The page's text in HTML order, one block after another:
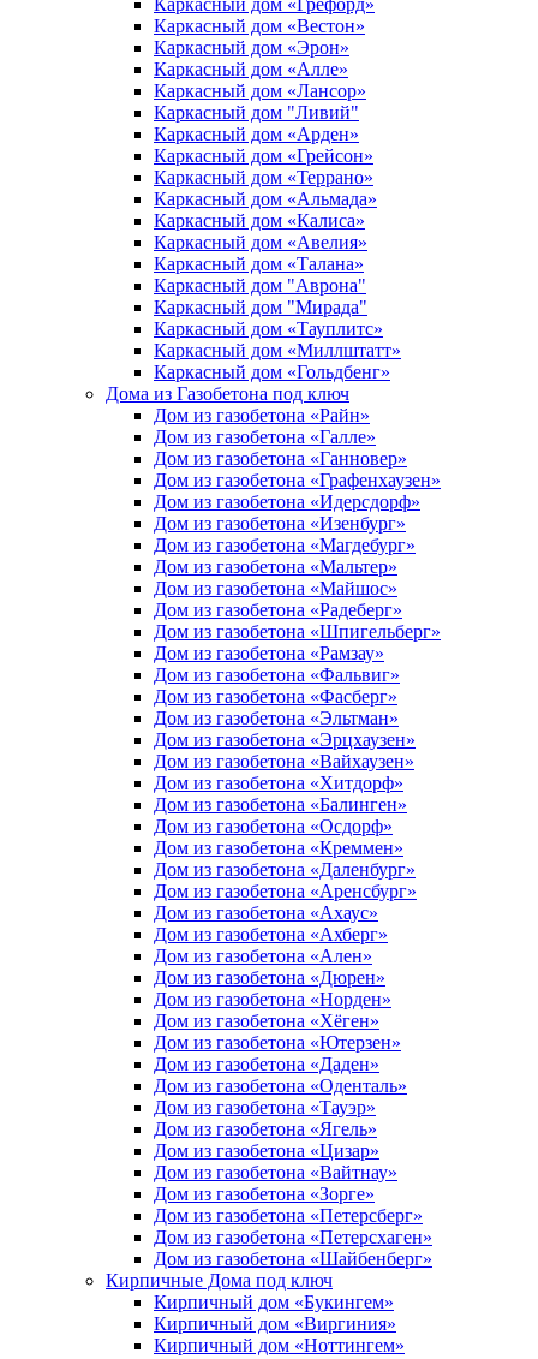
Каркасный дом «Грефорд»
Каркасный дом «Вестон»
Каркасный дом «Эрон»
Каркасный дом «Алле»
Каркасный дом «Лансор»
Каркасный дом "Ливий"
Каркасный дом «Арден»
Каркасный дом «Грейсон»
Каркасный дом «Террано»
Каркасный дом «Альмада»
Каркасный дом «Калиса»
Каркасный дом «Авелия»
Каркасный дом «Талана»
Каркасный дом "Аврона"
Каркасный дом "Мирада"
Каркасный дом «Тауплитс»
Каркасный дом «Миллштатт»
Каркасный дом «Гольдбенг»
Дома из Газобетона под ключ
Дом из газобетона «Райн»
Дом из газобетона «Галле»
Дом из газобетона «Ганновер»
Дом из газобетона «Графенхаузен»
Дом из газобетона «Идерсдорф»
Дом из газобетона «Изенбург»
Дом из газобетона «Магдебург»
Дом из газобетона «Мальтер»
Дом из газобетона «Майшос»
Дом из газобетона «Радеберг»
Дом из газобетона «Шпигельберг»
Дом из газобетона «Рамзау»
Дом из газобетона «Фальвиг»
Дом из газобетона «Фасберг»
Дом из газобетона «Эльтман»
Дом из газобетона «Эрцхаузен»
Дом из газобетона «Вайхаузен»
Дом из газобетона «Хитдорф»
Дом из газобетона «Балинген»
Дом из газобетона «Осдорф»
Дом из газобетона «Креммен»
Дом из газобетона «Даленбург»
Дом из газобетона «Аренсбург»
Дом из газобетона «Ахаус»
Дом из газобетона «Ахберг»
Дом из газобетона «Ален»
Дом из газобетона «Дюрен»
Дом из газобетона «Норден»
Дом из газобетона «Хёген»
Дом из газобетона «Ютерзен»
Дом из газобетона «Даден»
Дом из газобетона «Оденталь»
Дом из газобетона «Тауэр»
Дом из газобетона «Ягель»
Дом из газобетона «Цизар»
Дом из газобетона «Вайтнау»
Дом из газобетона «Зорге»
Дом из газобетона «Петерсберг»
Дом из газобетона «Петерсхаген»
Дом из газобетона «Шайбенберг»
Кирпичные Дома под ключ
Кирпичный дом «Букингем»
Кирпичный дом «Виргиния»
Кирпичный дом «Ноттингем»